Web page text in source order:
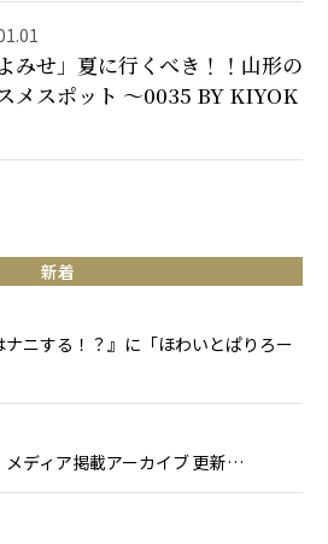
新着
ニする！？』に「ほわいとぱりろー
メディア掲載アーカイブ 更新…
よみせ」夏に行くべき！！山形の
メスポット ～0035 BY KIYOK